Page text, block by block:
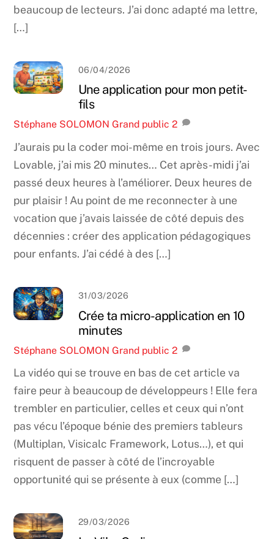
beaucoup de lecteurs. J’ai donc adapté ma lettre,
[…]
06/04/2026
Une application pour mon petit-
fils
Stéphane SOLOMON Grand public 2
J’aurais pu la coder moi-même en trois jours. Avec
Lovable, j’ai mis 20 minutes… Cet après-midi j’ai
passé deux heures à l’améliorer. Deux heures de
pur plaisir ! Au point de me reconnecter à une
vocation que j’avais laissée de côté depuis des
décennies : créer des application pédagogiques
pour enfants. J’ai cédé à des […]
31/03/2026
Crée ta micro-application en 10
minutes
Stéphane SOLOMON Grand public 2
La vidéo qui se trouve en bas de cet article va
faire peur à beaucoup de développeurs ! Elle fera
trembler en particulier, celles et ceux qui n’ont
pas vécu l’époque bénie des premiers tableurs
(Multiplan, Visicalc Framework, Lotus…), et qui
risquent de passer à côté de l’incroyable
opportunité qui se présente à eux (comme […]
29/03/2026